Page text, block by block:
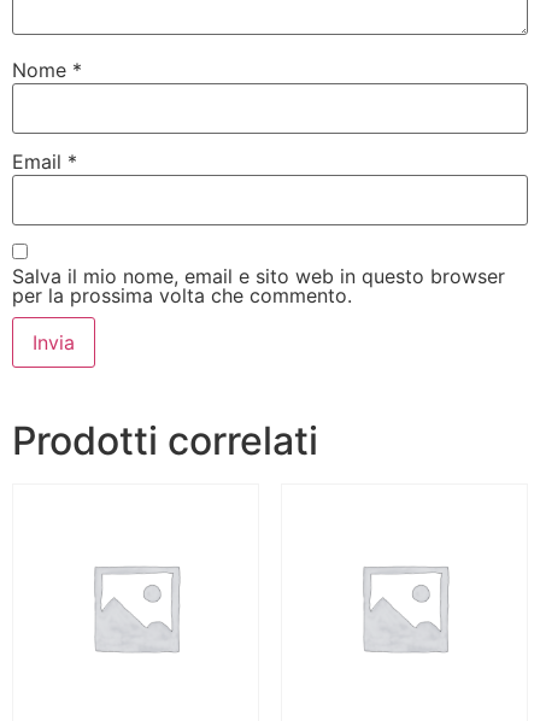
Nome *
Email *
Salva il mio nome, email e sito web in questo browser
per la prossima volta che commento.
Prodotti correlati